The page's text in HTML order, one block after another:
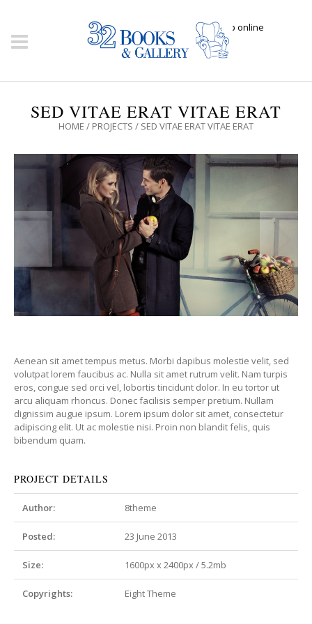
Click here to shop online
SED VITAE ERAT VITAE ERAT
HOME / PROJECTS / SED VITAE ERAT VITAE ERAT
Aenean sit amet tempus metus. Morbi dapibus molestie velit, sed
volutpat lorem faucibus ac. Nulla sit amet rutrum velit. Nam turpis
eros, congue sed orci vel, lobortis tincidunt dolor. In eu tortor ut
arcu aliquam rhoncus. Donec facilisis semper pretium. Nullam
dignissim augue ipsum. Lorem ipsum dolor sit amet, consectetur
adipiscing elit. Ut ac molestie nisi. Proin non blandit felis, quis
bibendum quam.
PROJECT DETAILS
Author: 8theme
Posted: 23 June 2013
Size: 1600px x 2400px / 5.2mb
Copyrights: Eight Theme